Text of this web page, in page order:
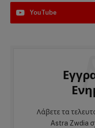
YouTube
Λάβετε τα
Astra Zwdia